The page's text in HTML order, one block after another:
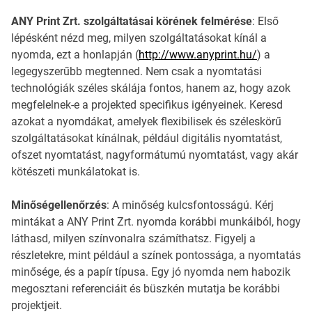
ANY Print Zrt. szolgáltatásai körének felmérése: Első
lépésként nézd meg, milyen szolgáltatásokat kínál a
nyomda, ezt a honlapján (http://www.anyprint.hu/) a
legegyszerűbb megtenned. Nem csak a nyomtatási
technológiák széles skálája fontos, hanem az, hogy azok
megfelelnek-e a projekted specifikus igényeinek. Keresd
azokat a nyomdákat, amelyek flexibilisek és széleskörű
szolgáltatásokat kínálnak, például digitális nyomtatást,
ofszet nyomtatást, nagyformátumú nyomtatást, vagy akár
kötészeti munkálatokat is.
Minőségellenőrzés: A minőség kulcsfontosságú. Kérj
mintákat a ANY Print Zrt. nyomda korábbi munkáiból, hogy
láthasd, milyen színvonalra számíthatsz. Figyelj a
részletekre, mint például a színek pontossága, a nyomtatás
minősége, és a papír típusa. Egy jó nyomda nem habozik
megosztani referenciáit és büszkén mutatja be korábbi
projektjeit.